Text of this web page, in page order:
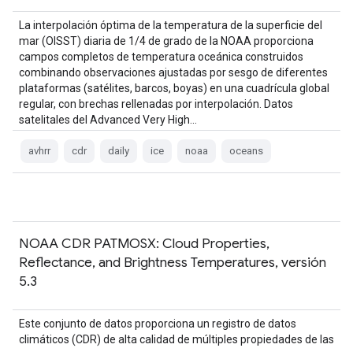
La interpolación óptima de la temperatura de la superficie del
mar (OISST) diaria de 1/4 de grado de la NOAA proporciona
campos completos de temperatura oceánica construidos
combinando observaciones ajustadas por sesgo de diferentes
plataformas (satélites, barcos, boyas) en una cuadrícula global
regular, con brechas rellenadas por interpolación. Datos
satelitales del Advanced Very High…
avhrr cdr daily ice noaa oceans
NOAA CDR PATMOSX: Cloud Properties,
Reflectance, and Brightness Temperatures, versión
5.3
Este conjunto de datos proporciona un registro de datos
climáticos (CDR) de alta calidad de múltiples propiedades de las